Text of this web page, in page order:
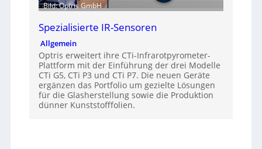
Bild: Optris GmbH
Spezialisierte IR-Sensoren
Allgemein
Optris erweitert ihre CTi-Infrarotpyrometer-
Plattform mit der Einführung der drei Modelle
CTi G5, CTi P3 und CTi P7. Die neuen Geräte
ergänzen das Portfolio um gezielte Lösungen
für die Glasherstellung sowie die Produktion
dünner Kunststofffolien.